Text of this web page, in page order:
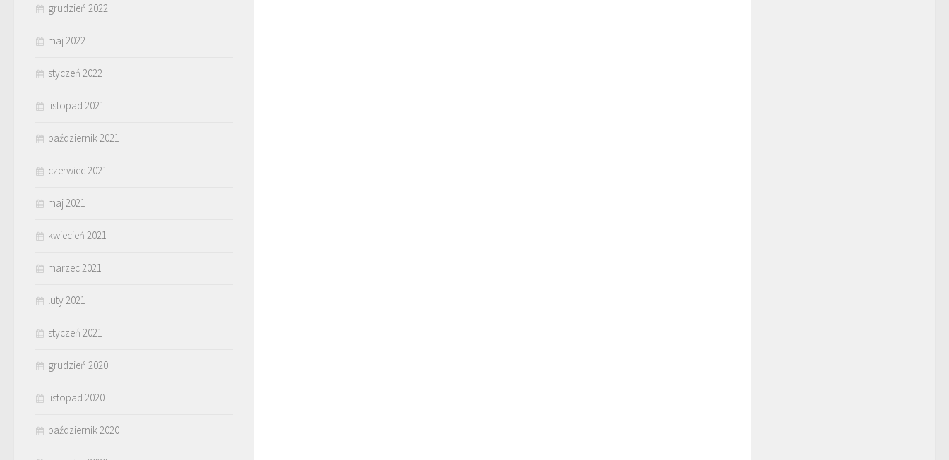
grudzień 2022
maj 2022
styczeń 2022
listopad 2021
październik 2021
czerwiec 2021
maj 2021
kwiecień 2021
marzec 2021
luty 2021
styczeń 2021
grudzień 2020
listopad 2020
październik 2020